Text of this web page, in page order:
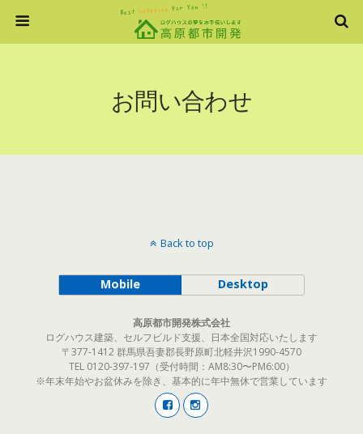
お問い合わせ
Back to top
Mobile Desktop
高原都市開発株式会社
ログハウス建築、セルフビルド支援、日本全国対応いたします
〒377-1412 群馬県吾妻郡長野原町北軽井沢1990-4570
TEL 0120-397-197（受付時間：AM8:30〜PM6:00）
※年末年始やお盆休みを除き、基本的に年中無休で営業しています